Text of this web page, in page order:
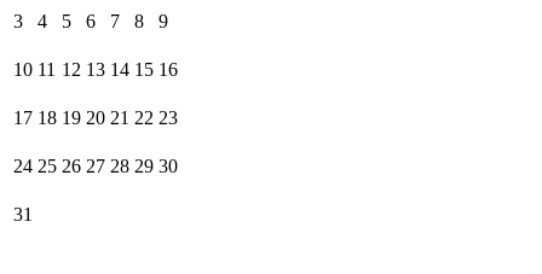
3 4 5 6 7 8 9
10 11 12 13 14 15 16
17 18 19 20 21 22 23
24 25 26 27 28 29 30
31